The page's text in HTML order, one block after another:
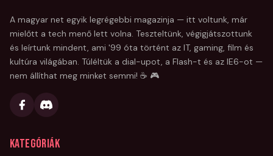
A magyar net egyik legrégebbi magazinja — itt voltunk, már
mielőtt a tech menő lett volna. Teszteltünk, végigjátszottunk
és leírtunk mindent, ami '99 óta történt az IT, gaming, film és
kultúra világában. Túléltük a dial-upot, a Flash-t és az IE6-ot —
nem állíthat meg minket semmi! ☕ 🎮
Kategóriák